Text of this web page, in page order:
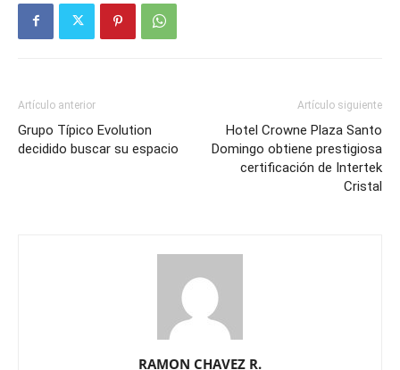
Artículo anterior
Grupo Típico Evolution
decidido buscar su espacio
Artículo siguiente
Hotel Crowne Plaza Santo
Domingo obtiene prestigiosa
certificación de Intertek
Cristal
RAMON CHAVEZ R.